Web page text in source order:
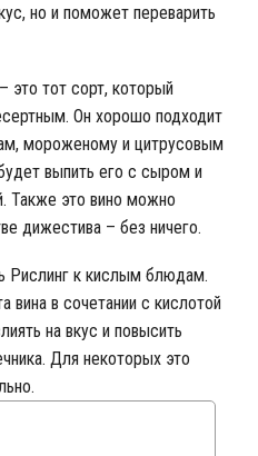
но и поможет переварить
это тот сорт, который
Он хорошо подходит
мороженому и цитрусовым
выпить его с сыром и
Также это вино можно
дижестива – без ничего.
Рислинг к кислым блюдам.
вина в сочетании с кислотой
на вкус и повысить
Для некоторых это